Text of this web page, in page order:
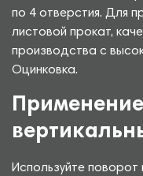
по 4 отверстия. Для
листовой прокат,
производства с
Оцинковка.
Используйте поворот